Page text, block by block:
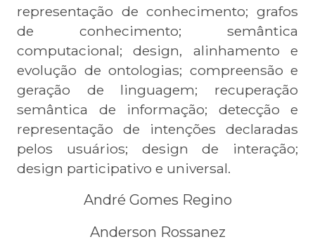
representação de conhecimento; grafos
de conhecimento; semântica
computacional; design, alinhamento e
evolução de ontologias; compreensão e
geração de linguagem; recuperação
semântica de informação; detecção e
representação de intenções declaradas
pelos usuários; design de interação;
design participativo e universal.
André Gomes Regino
Anderson Rossanez